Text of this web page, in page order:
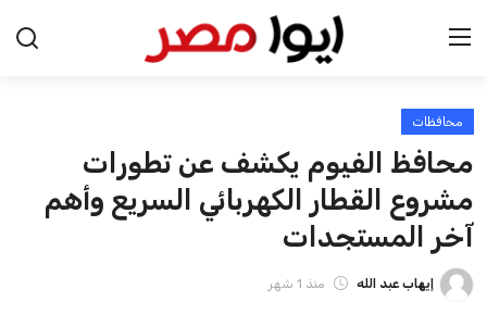
الرئيسية
اخبار مصر
عرب وعالم
اقتصاد
محافظات
محافظ الفيوم يكشف عن تطورات
مشروع القطار الكهربائي السريع وأهم
آخر المستجدات
إيهاب عبد الله منذ 1 شهر